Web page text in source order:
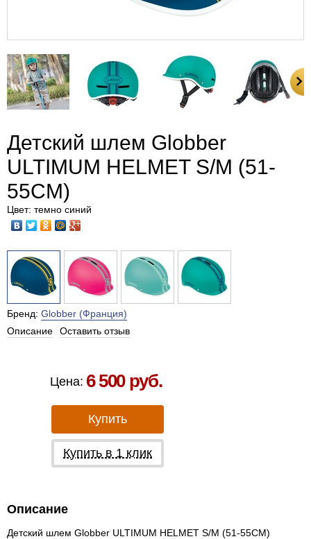
Детский шлем Globber
ULTIMUM HELMET S/M (51-
55CM)
Цвет: темно синий
Бренд: Globber (Франция)
Описание
Оставить отзыв
Цена: 6 500 руб.
Купить
Купить в 1 клик
Описание
Детский шлем Globber ULTIMUM HELMET S/M (51-55CM)